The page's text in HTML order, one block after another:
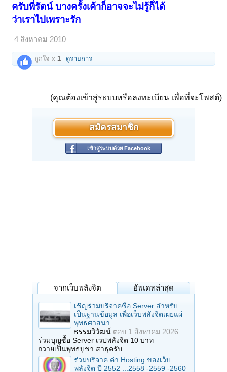
</TD></TR></TBODY></TABLE>
google_ad_section_end -->
ใช่ ใช่ น้องสันต์พูดถูกมากๆ
เพราะรักไงถึงต้องลาก่อนๆ
ที่จะเจ็บไปมากกว่านั้นอ่ะ
ครับพี่รัตน์ บางครั้งเค้าก็อาจจะไม่รู้ก็ได้
ว่าเราไปเพราะรัก
4 สิงหาคม 2010
ถูกใจ x 1 ดูรายการ
(คุณต้องเข้าสู่ระบบหรือลงทะเบียน เพื่อที่จะโพสต์)
สมัครสมาชิก
เข้าสู่ระบบด้วย Facebook
จากเว็บพลังจิต อัพเดทล่าสุด
เชิญร่วมบริจาคซื้อ Server สำหรับ
เป็นฐานข้อมูล เพื่อเว็บพลังจิตเผยแผ่
พุทธศาสนา
ธรรมวิวัฒน์ ตอบ 1 สิงหาคม 2026
ร่วมบุญซื้อ Server เวปพลังจิต 10 บาท
ถวายเป็นพุทธบูชา สาธุครับ…
ร่วมบริจาค ค่า Hosting ของเว็บ
พลังจิต ปี 2552 ...2558 -2559 -2560